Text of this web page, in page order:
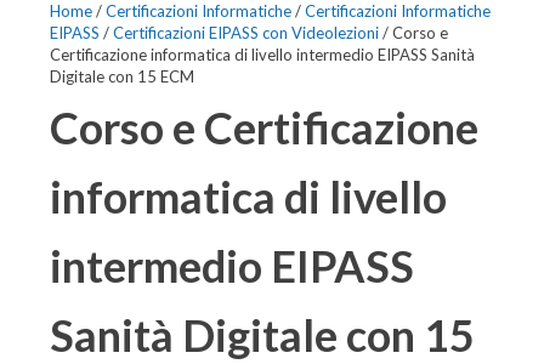
Home/Certificazioni Informatiche/Certificazioni Informatiche
EIPASS /Certificazioni EIPASS con Videolezioni/ Corso e
Certificazione informatica di livello intermedio EIPASS Sanità
Digitale con 15 ECM
Corso e Certificazione
informatica di livello
intermedio EIPASS
Sanità Digitale con 15